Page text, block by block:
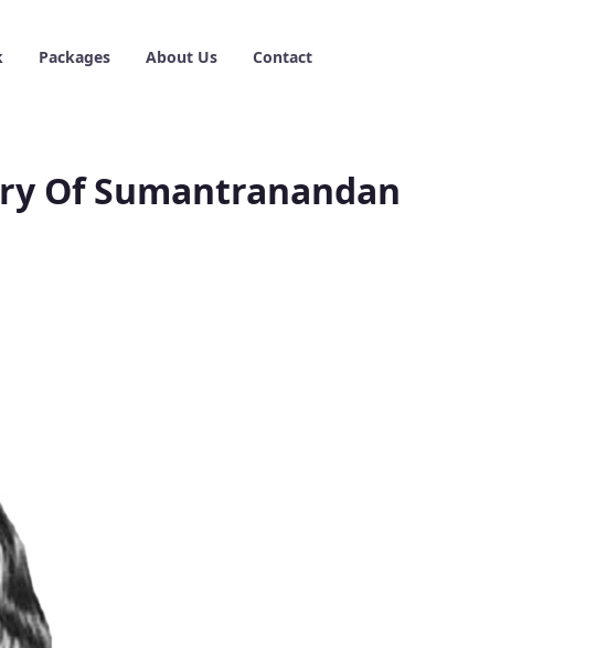
Packages About Us Contact
Of Sumantranandan